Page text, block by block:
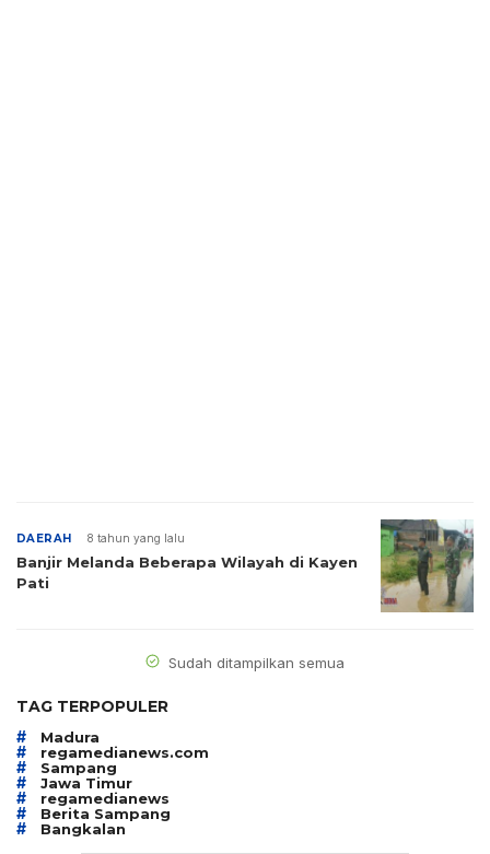
DAERAH 8 tahun yang lalu
Banjir Melanda Beberapa Wilayah di Kayen
Pati
Sudah ditampilkan semua
TAG TERPOPULER
# Madura
# regamedianews.com
# Sampang
# Jawa Timur
# regamedianews
# Berita Sampang
# Bangkalan